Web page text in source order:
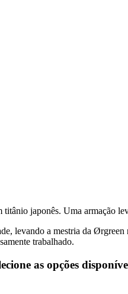
japonês. Uma armação
levando a mestria da
trabalhado.
as opções